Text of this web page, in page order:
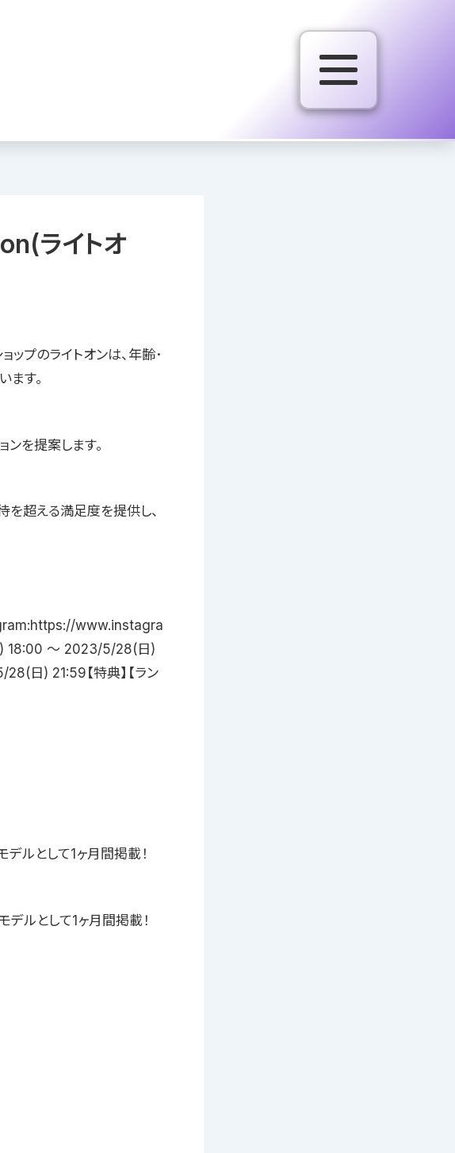
ライトオ
ップのライトオンは、年齢･
ます。
ンを提案します。
を超える満足度を提供し、
www.instagra
) 18:00 〜 2023/5/28(日)
日) 21:59【特典】【ラン
ルとして1ヶ月間掲載！
ルとして1ヶ月間掲載！